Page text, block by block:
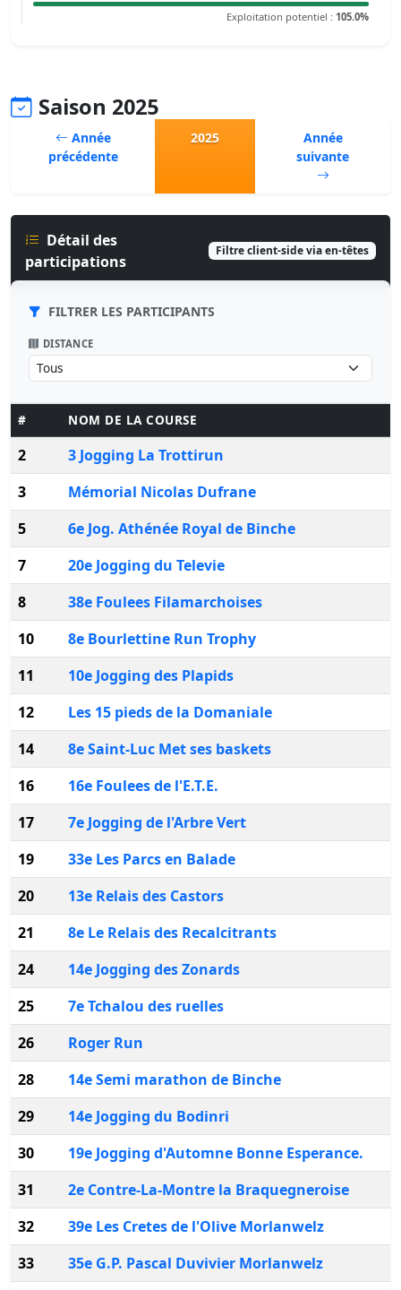
Exploitation potentiel : 105.0%
Saison 2025
Année
précédente
2025
Année
suivante
Détail des
participations
Filtre client-side via en-têtes
FILTRER LES PARTICIPANTS
DISTANCE
# NOM DE LA COURSE
2
3 Jogging La Trottirun
3
Mémorial Nicolas Dufrane
5
6e Jog. Athénée Royal de Binche
7
20e Jogging du Televie
8
38e Foulees Filamarchoises
10
8e Bourlettine Run Trophy
11
10e Jogging des Plapids
12
Les 15 pieds de la Domaniale
14
8e Saint-Luc Met ses baskets
16
16e Foulees de l'E.T.E.
17
7e Jogging de l'Arbre Vert
19
33e Les Parcs en Balade
20
13e Relais des Castors
21
8e Le Relais des Recalcitrants
24
14e Jogging des Zonards
25
7e Tchalou des ruelles
26
Roger Run
28
14e Semi marathon de Binche
29
14e Jogging du Bodinri
30
19e Jogging d'Automne Bonne Esperance.
31
2e Contre-La-Montre la Braquegneroise
32
39e Les Cretes de l'Olive Morlanwelz
33
35e G.P. Pascal Duvivier Morlanwelz